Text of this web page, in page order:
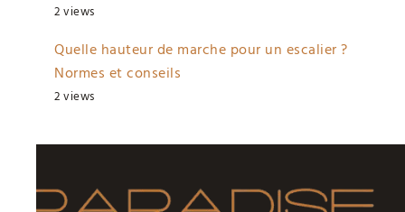
2 views
Quelle hauteur de marche pour un escalier ?
Normes et conseils
2 views